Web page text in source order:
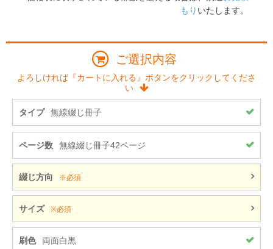
もり いたします。
ご選択内容
よろしければ『カートに入れる』ボタンをクリックしてくださ
い
タイプ 無線綴じ冊子
ページ数 無線綴じ冊子42ページ
綴じ方向 ※必須
サイズ ※必須
刷色 両面白黒